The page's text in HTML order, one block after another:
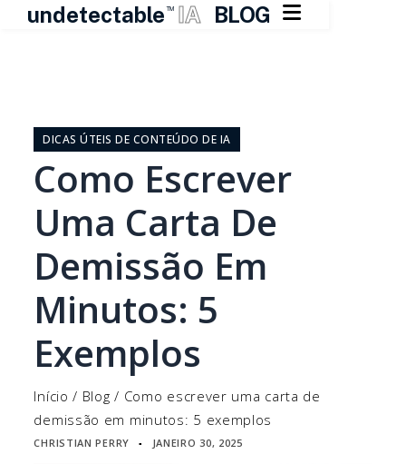
undetectable TM IA BLOG 
conteúdo
DICAS ÚTEIS DE CONTEÚDO DE IA
Como Escrever
Uma Carta De
Demissão Em
Minutos: 5
Exemplos
Início / Blog / Como escrever uma carta de
demissão em minutos: 5 exemplos
CHRISTIAN PERRY ▪ JANEIRO 30, 2025